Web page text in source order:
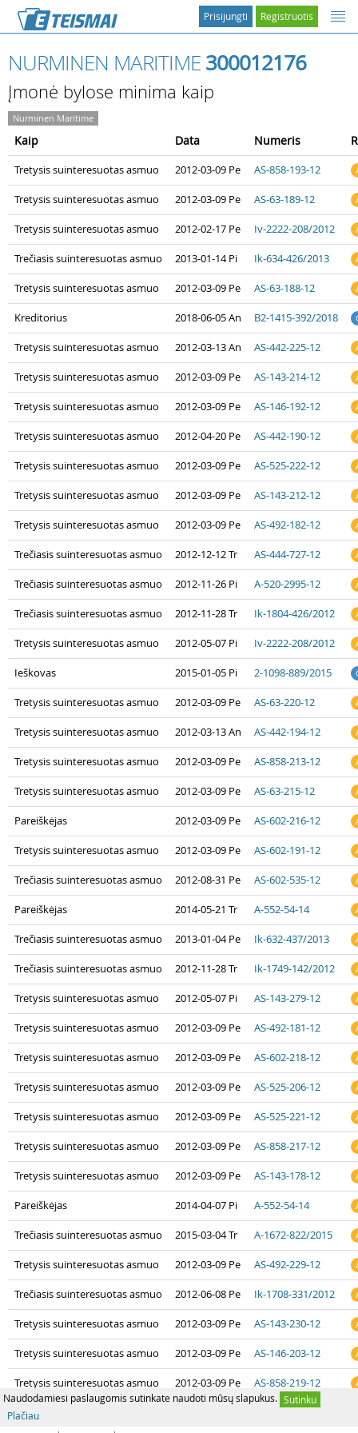
Naudodamiesi paslaugomis sutinkate naudoti mūsų slapukus. Sutinku
Plačiau
Registruotis
Prisijungti
NURMINEN MARITIME 300012176
Įmonė bylose minima kaip
Nurminen Maritime
Kaip Data Numeris
Tretysis suinteresuotas asmuo 2012-03-09 Pe AS-858-193-12
Tretysis suinteresuotas asmuo 2012-03-09 Pe AS-63-189-12
Tretysis suinteresuotas asmuo 2012-02-17 Pe Iv-2222-208/2012
Trečiasis suinteresuotas asmuo 2013-01-14 Pi Ik-634-426/2013
Tretysis suinteresuotas asmuo 2012-03-09 Pe AS-63-188-12
Kreditorius 2018-06-05 An B2-1415-392/2018
Tretysis suinteresuotas asmuo 2012-03-13 An AS-442-225-12
Tretysis suinteresuotas asmuo 2012-03-09 Pe AS-143-214-12
Tretysis suinteresuotas asmuo 2012-03-09 Pe AS-146-192-12
Tretysis suinteresuotas asmuo 2012-04-20 Pe AS-442-190-12
Tretysis suinteresuotas asmuo 2012-03-09 Pe AS-525-222-12
Tretysis suinteresuotas asmuo 2012-03-09 Pe AS-143-212-12
Tretysis suinteresuotas asmuo 2012-03-09 Pe AS-492-182-12
Trečiasis suinteresuotas asmuo 2012-12-12 Tr AS-444-727-12
Trečiasis suinteresuotas asmuo 2012-11-26 Pi A-520-2995-12
Trečiasis suinteresuotas asmuo 2012-11-28 Tr Ik-1804-426/2012
Tretysis suinteresuotas asmuo 2012-05-07 Pi Iv-2222-208/2012
Ieškovas 2015-01-05 Pi 2-1098-889/2015
Tretysis suinteresuotas asmuo 2012-03-09 Pe AS-63-220-12
Tretysis suinteresuotas asmuo 2012-03-13 An AS-442-194-12
Tretysis suinteresuotas asmuo 2012-03-09 Pe AS-858-213-12
Tretysis suinteresuotas asmuo 2012-03-09 Pe AS-63-215-12
Pareiškėjas 2012-03-09 Pe AS-602-216-12
Tretysis suinteresuotas asmuo 2012-03-09 Pe AS-602-191-12
Trečiasis suinteresuotas asmuo 2012-08-31 Pe AS-602-535-12
Pareiškėjas 2014-05-21 Tr A-552-54-14
Trečiasis suinteresuotas asmuo 2013-01-04 Pe Ik-632-437/2013
Trečiasis suinteresuotas asmuo 2012-11-28 Tr Ik-1749-142/2012
Tretysis suinteresuotas asmuo 2012-05-07 Pi AS-143-279-12
Tretysis suinteresuotas asmuo 2012-03-09 Pe AS-492-181-12
Tretysis suinteresuotas asmuo 2012-03-09 Pe AS-602-218-12
Tretysis suinteresuotas asmuo 2012-03-09 Pe AS-525-206-12
Tretysis suinteresuotas asmuo 2012-03-09 Pe AS-525-221-12
Tretysis suinteresuotas asmuo 2012-03-09 Pe AS-858-217-12
Tretysis suinteresuotas asmuo 2012-03-09 Pe AS-143-178-12
Pareiškėjas 2014-04-07 Pi A-552-54-14
Trečiasis suinteresuotas asmuo 2015-03-04 Tr A-1672-822/2015
Tretysis suinteresuotas asmuo 2012-03-09 Pe AS-492-229-12
Trečiasis suinteresuotas asmuo 2012-06-08 Pe Ik-1708-331/2012
Tretysis suinteresuotas asmuo 2012-03-09 Pe AS-143-230-12
Tretysis suinteresuotas asmuo 2012-03-09 Pe AS-146-203-12
Tretysis suinteresuotas asmuo 2012-03-09 Pe AS-858-219-12